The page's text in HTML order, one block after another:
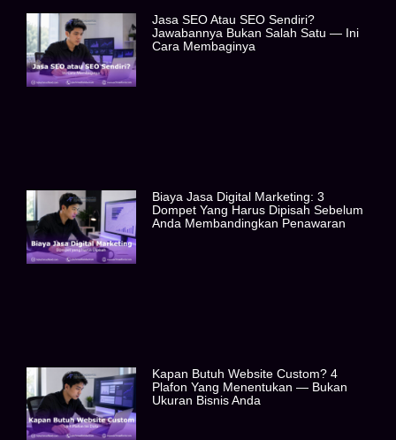
Jasa SEO Atau SEO Sendiri?
Jawabannya Bukan Salah Satu — Ini
Cara Membaginya
Biaya Jasa Digital Marketing: 3
Dompet Yang Harus Dipisah Sebelum
Anda Membandingkan Penawaran
Kapan Butuh Website Custom? 4
Plafon Yang Menentukan — Bukan
Ukuran Bisnis Anda